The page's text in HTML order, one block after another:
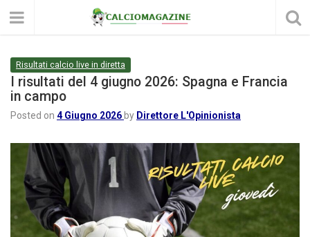
Risultati calcio live in diretta
I risultati del 4 giugno 2026: Spagna e Francia
in campo
Posted on 4 Giugno 2026 by Direttore L'Opinionista